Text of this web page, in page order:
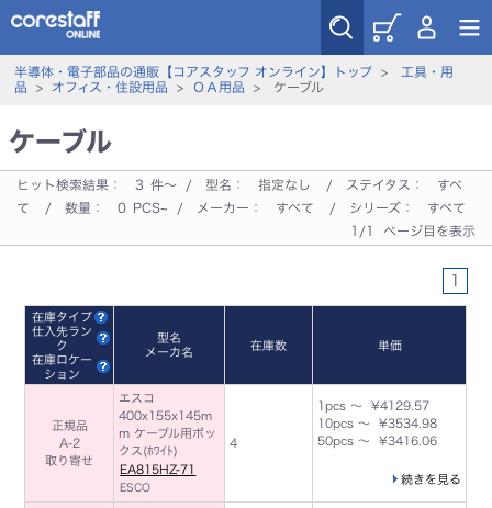
半導体・電子部品の通販【コアスタッフ オンライン】トップ>
工具・用
品 > オフィス・住設用品 > ＯＡ用品 > ケーブル
ケーブル
ヒット検索結果： 3 件～ / 型名： 指定なし / ステイタス：
すべ
て
/ 数量： 0 PCS~ / メーカー： すべて / シリーズ：
すべて
1/1 ページ目を表示
1
在庫タイプ
仕入先ラン
ク
在庫ロケー
ション
型名
メーカ名
在庫数 単価
正規品
A-2
取り寄せ
エスコ
400x155x145m
m ケーブル用ボッ
クス(ﾎﾜｲﾄ)
EA815HZ-71
ESCO
4
1pcs ～ ¥4129.57
10pcs ～ ¥3534.98
50pcs ～ ¥3416.06
続きを見る